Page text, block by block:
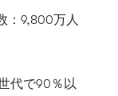
：9,800万人
代で90％以